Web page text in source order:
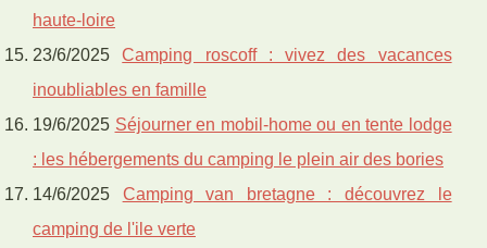
haute-loire
23/6/2025Camping roscoff : vivez des vacances
inoubliables en famille
19/6/2025 Séjourner en mobil-home ou en tente lodge
: les hébergements du camping le plein air des bories
14/6/2025 Camping van bretagne : découvrez le
camping de l'ile verte